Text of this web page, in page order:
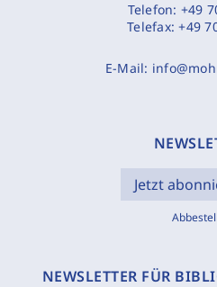
Telefon: +49
Telefax:+49
E-Mail:
Jetzt
NEWSLETTER FÜR